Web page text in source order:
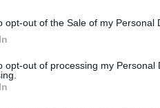
opt-out of the Sale of my Personal
opt-out of processing my Personal
7 Clementino on the
pomeriggio fuori dal
la prima
3 Ermal Meta troppo